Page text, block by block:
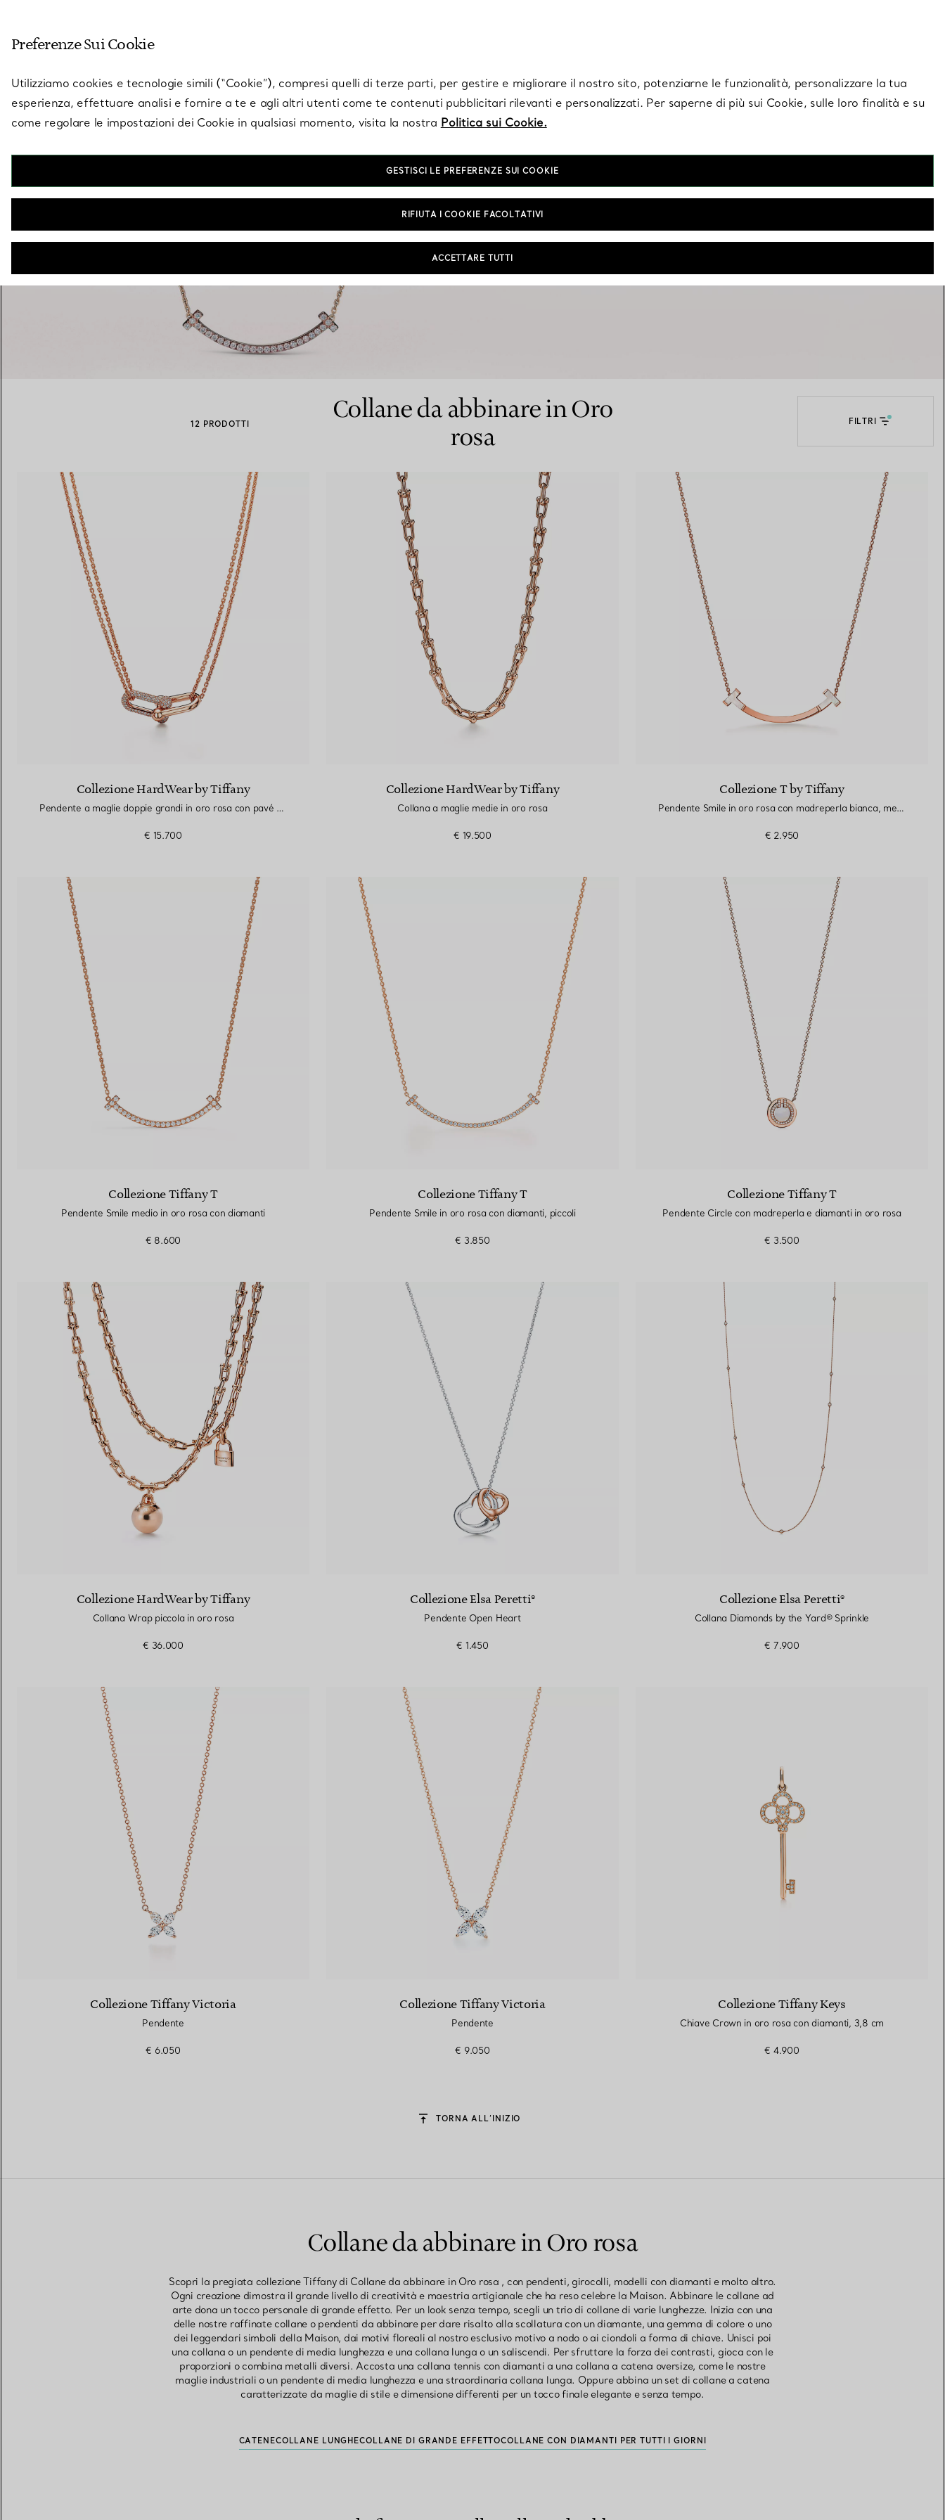
Fedi per Lui
con un esperto di diamanti Tiffany.
12 PRODOTTI
Collane da abbinare in Oro
rosa
FILTRI
Collezione HardWear by Tiffany
Pendente a maglie doppie grandi in oro rosa con pavé di diamanti
€ 15.700
Collezione HardWear by Tiffany
Collana a maglie medie in oro rosa
€ 19.500
Collezione T by Tiffany
Pendente Smile in oro rosa con madreperla bianca, medio
€ 2.950
Collezione Tiffany T
Pendente Smile medio in oro rosa con diamanti
€ 8.600
Collezione Tiffany T
Pendente Smile in oro rosa con diamanti, piccoli
€ 3.850
Collezione Tiffany T
Pendente Circle con madreperla e diamanti in oro rosa
€ 3.500
Collezione HardWear by Tiffany
Collana Wrap piccola in oro rosa
€ 36.000
Collezione Elsa Peretti®
Pendente Open Heart
€ 1.450
Collezione Elsa Peretti®
Collana Diamonds by the Yard® Sprinkle
€ 7.900
Collezione Tiffany Victoria
Pendente
€ 6.050
Collezione Tiffany Victoria
Pendente
€ 9.050
Collezione Tiffany Keys
Chiave Crown in oro rosa con diamanti, 3,8 cm
€ 4.900
TORNA ALL’INIZIO
Collane da abbinare in Oro rosa
Scopri la pregiata collezione Tiffany di Collane da abbinare in Oro rosa , con pendenti, girocolli, modelli con diamanti e molto altro.
Ogni creazione dimostra il grande livello di creatività e maestria artigianale che ha reso celebre la Maison. Abbinare le collane ad
arte dona un tocco personale di grande effetto. Per un look senza tempo, scegli un trio di collane di varie lunghezze. Inizia con una
delle nostre raffinate collane o pendenti da abbinare per dare risalto alla scollatura con un diamante, una gemma di colore o uno
dei leggendari simboli della Maison, dai motivi floreali al nostro esclusivo motivo a nodo o ai ciondoli a forma di chiave. Unisci poi
una collana o un pendente di media lunghezza e una collana lunga o un saliscendi. Per sfruttare la forza dei contrasti, gioca con le
proporzioni o combina metalli diversi. Accosta una collana tennis con diamanti a una collana a catena oversize, come le nostre
maglie industriali o un pendente di media lunghezza e una straordinaria collana lunga. Oppure abbina un set di collane a catena
caratterizzate da maglie di stile e dimensione differenti per un tocco finale elegante e senza tempo.
CATENECOLLANE LUNGHECOLLANE DI GRANDE EFFETTOCOLLANE CON DIAMANTI PER TUTTI I GIORNI
Preferenze Sui Cookie
Utilizziamo cookies e tecnologie simili (“Cookie”), compresi quelli di terze parti, per gestire e migliorare il nostro sito, potenziarne le funzionalità, personalizzare la tua
esperienza, effettuare analisi e fornire a te e agli altri utenti come te contenuti pubblicitari rilevanti e personalizzati. Per saperne di più sui Cookie, sulle loro finalità e su
come regolare le impostazioni dei Cookie in qualsiasi momento, visita la nostra Politica sui Cookie.
GESTISCI LE PREFERENZE SUI COOKIE
RIFIUTA I COOKIE FACOLTATIVI
ACCETTARE TUTTI